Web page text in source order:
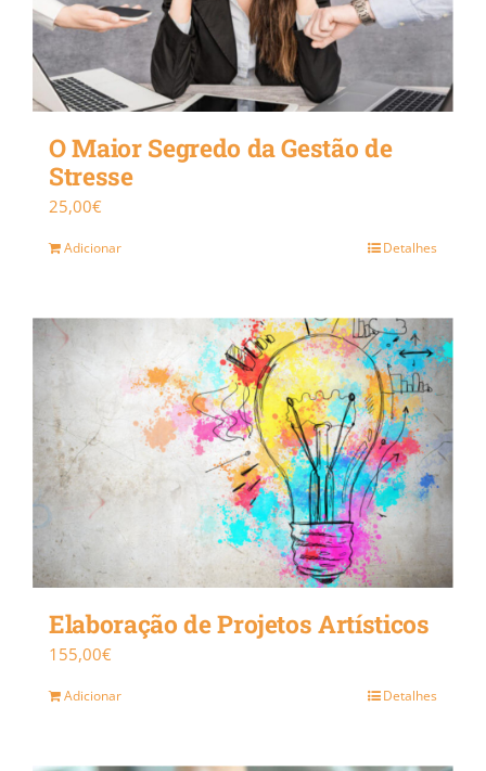
O Maior Segredo da Gestão de
Stresse
25,00€
Adicionar Detalhes
Elaboração de Projetos Artísticos
155,00€
Adicionar Detalhes